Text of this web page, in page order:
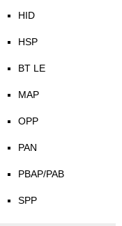
HID
HSP
BT LE
MAP
OPP
PAN
PBAP/PAB
SPP